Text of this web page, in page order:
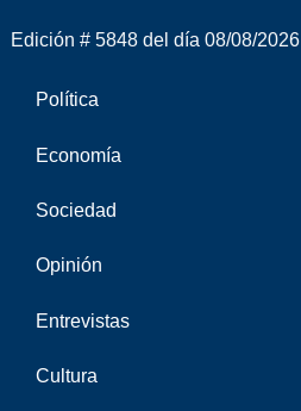
Edición # 5848 del día 08/08/2026
Política
Economía
Sociedad
Opinión
Entrevistas
Cultura